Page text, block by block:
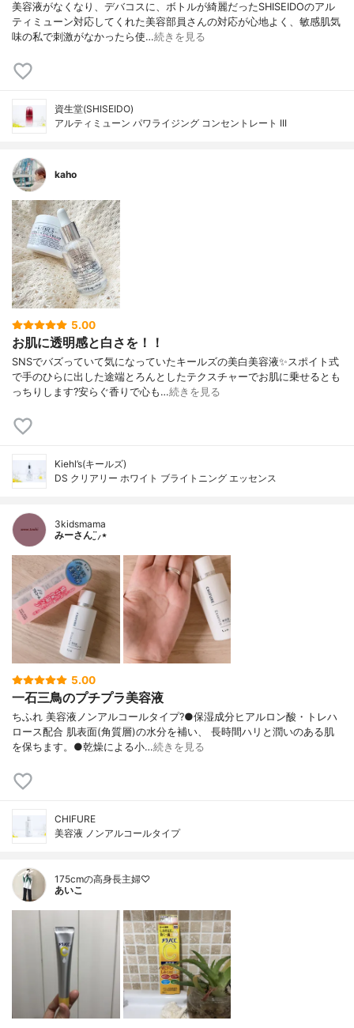
美容液がなくなり、デバコスに、ボトルが綺麗だったSHISEIDOのアル
ティミューン対応してくれた美容部員さんの対応が心地よく、敏感肌気
味の私で刺激がなかったら使…続きを見る
資生堂(SHISEIDO)
アルティミューン パワライジング コンセントレート III
kaho
5.00
お肌に透明感と白さを！！
SNSでバズっていて気になっていたキールズの美白美容液✨スポイト式
で手のひらに出した途端とろんとしたテクスチャーでお肌に乗せるとも
っちりします?安らぐ香りで心も…続きを見る
Kiehl’s(キールズ)
DS クリアリー ホワイト ブライトニング エッセンス
3kidsmama
みーさん¨̮⸝⋆
5.00
一石三鳥のプチプラ美容液
ちふれ 美容液ノンアルコールタイプ?●保湿成分ヒアルロン酸・トレハ
ロース配合 肌表面(角質層)の水分を補い、 長時間ハリと潤いのある肌
を保ちます。●乾燥による小…続きを見る
CHIFURE
美容液 ノンアルコールタイプ
175cmの高身長主婦♡
あいこ